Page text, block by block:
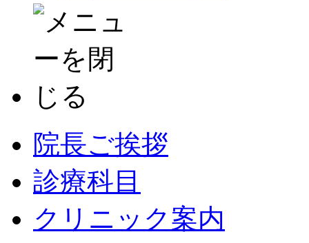
院長ご挨拶
診療科目
クリニック案内